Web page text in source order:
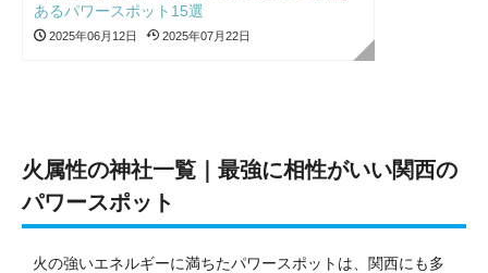
あるパワースポット15選
2025年06月12日 2025年07月22日
火属性の神社一覧｜最強に相性がいい関西の
パワースポット
火の強いエネルギーに満ちたパワースポットは、関西にも多